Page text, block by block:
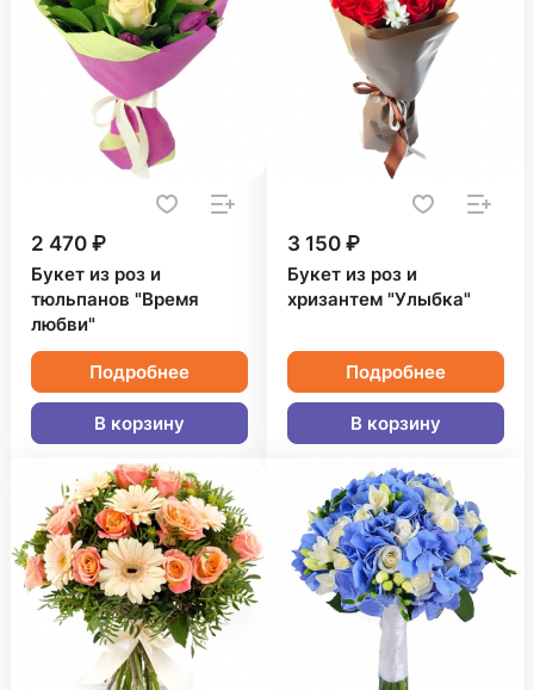
2 470 ₽
Букет из роз и
тюльпанов "Время
любви"
Подробнее
В корзину
3 150 ₽
Букет из роз и
хризантем "Улыбка"
Подробнее
В корзину